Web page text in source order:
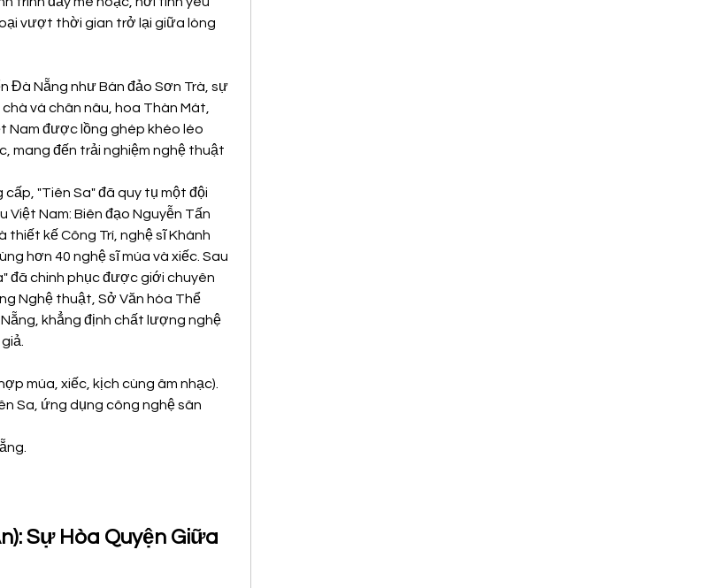
vượt thời gian trở lại giữa lòng
Đà Nẵng như Bán đảo Sơn Trà, sự
vá chân nâu, hoa Thàn Mát,
Nam được lồng ghép khéo léo
mang đến trải nghiệm nghệ thuật
"Tiên Sa" đã quy tụ một đội
Nam: Biên đạo Nguyễn Tấn
thiết kế Công Trí, nghệ sĩ Khánh
hơn 40 nghệ sĩ múa và xiếc. Sau
đã chinh phục được giới chuyên
Nghệ thuật, Sở Văn hóa Thể
khẳng định chất lượng nghệ
múa, xiếc, kịch cùng âm nhạc).
Sa, ứng dụng công nghệ sân
Sự Hòa Quyện Giữa